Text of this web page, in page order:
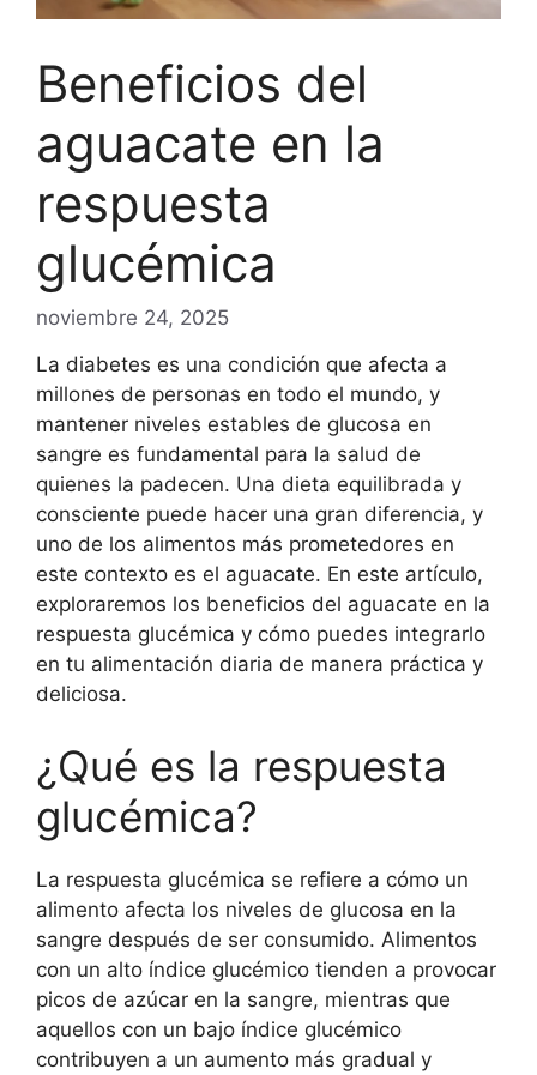
Beneficios del
aguacate en la
respuesta
glucémica
noviembre 24, 2025
La diabetes es una condición que afecta a
millones de personas en todo el mundo, y
mantener niveles estables de glucosa en
sangre es fundamental para la salud de
quienes la padecen. Una dieta equilibrada y
consciente puede hacer una gran diferencia, y
uno de los alimentos más prometedores en
este contexto es el aguacate. En este artículo,
exploraremos los beneficios del aguacate en la
respuesta glucémica y cómo puedes integrarlo
en tu alimentación diaria de manera práctica y
deliciosa.
¿Qué es la respuesta
glucémica?
La respuesta glucémica se refiere a cómo un
alimento afecta los niveles de glucosa en la
sangre después de ser consumido. Alimentos
con un alto índice glucémico tienden a provocar
picos de azúcar en la sangre, mientras que
aquellos con un bajo índice glucémico
contribuyen a un aumento más gradual y